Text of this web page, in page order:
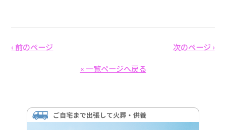
‹ 前のページ
次のページ ›
« 一覧ページへ戻る